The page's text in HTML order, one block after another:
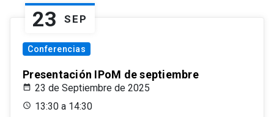
23 SEP
Conferencias
Presentación IPoM de septiembre
23 de Septiembre de 2025
13:30 a 14:30